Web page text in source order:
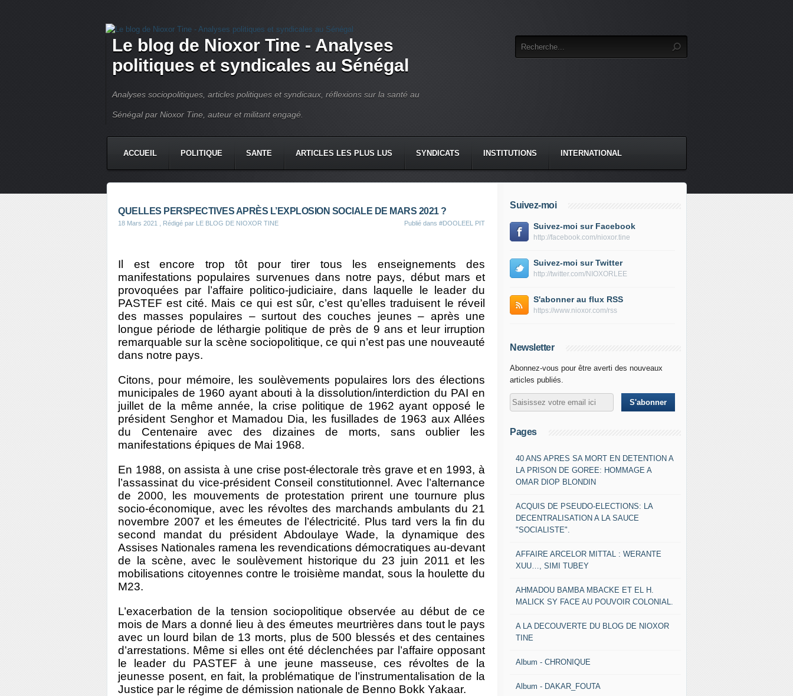
Le blog de Nioxor Tine - Analyses
politiques et syndicales au Sénégal
Analyses sociopolitiques, articles politiques et syndicaux, réflexions sur la santé au
Sénégal par Nioxor Tine, auteur et militant engagé.
ACCUEIL POLITIQUE SANTE ARTICLES LES PLUS LUS SYNDICATS INSTITUTIONS INTERNATIONAL
QUELLES PERSPECTIVES APRÈS L’EXPLOSION SOCIALE DE MARS 2021 ?
18 Mars 2021 , Rédigé par LE BLOG DE NIOXOR TINE Publié dans #DOOLEEL PIT
Il est encore trop tôt pour tirer tous les enseignements des
manifestations populaires survenues dans notre pays, début mars et
provoquées par l’affaire politico-judiciaire, dans laquelle le leader du
PASTEF est cité. Mais ce qui est sûr, c’est qu’elles traduisent le réveil
des masses populaires – surtout des couches jeunes – après une
longue période de léthargie politique de près de 9 ans et leur irruption
remarquable sur la scène sociopolitique, ce qui n’est pas une nouveauté
dans notre pays.
Citons, pour mémoire, les soulèvements populaires lors des élections
municipales de 1960 ayant abouti à la dissolution/interdiction du PAI en
juillet de la même année, la crise politique de 1962 ayant opposé le
président Senghor et Mamadou Dia, les fusillades de 1963 aux Allées
du Centenaire avec des dizaines de morts, sans oublier les
manifestations épiques de Mai 1968.
En 1988, on assista à une crise post-électorale très grave et en 1993, à
l’assassinat du vice-président Conseil constitutionnel. Avec l’alternance
de 2000, les mouvements de protestation prirent une tournure plus
socio-économique, avec les révoltes des marchands ambulants du 21
novembre 2007 et les émeutes de l’électricité. Plus tard vers la fin du
second mandat du président Abdoulaye Wade, la dynamique des
Assises Nationales ramena les revendications démocratiques au-devant
de la scène, avec le soulèvement historique du 23 juin 2011 et les
mobilisations citoyennes contre le troisième mandat, sous la houlette du
M23.
L’exacerbation de la tension sociopolitique observée au début de ce
mois de Mars a donné lieu à des émeutes meurtrières dans tout le pays
avec un lourd bilan de 13 morts, plus de 500 blessés et des centaines
d’arrestations. Même si elles ont été déclenchées par l’affaire opposant
le leader du PASTEF à une jeune masseuse, ces révoltes de la
jeunesse posent, en fait, la problématique de l’instrumentalisation de la
Justice par le régime de démission nationale de Benno Bokk Yakaar.
Suivez-moi
Suivez-moi sur Facebook
http://facebook.com/nioxor.tine
Suivez-moi sur Twitter
http://twitter.com/NIOXORLEE
S'abonner au flux RSS
https://www.nioxor.com/rss
Newsletter
Abonnez-vous pour être averti des nouveaux
articles publiés.
Pages
40 ANS APRES SA MORT EN DETENTION A
LA PRISON DE GOREE: HOMMAGE A
OMAR DIOP BLONDIN
ACQUIS DE PSEUDO-ELECTIONS: LA
DECENTRALISATION A LA SAUCE
"SOCIALISTE".
AFFAIRE ARCELOR MITTAL : WERANTE
XUU…, SIMI TUBEY
AHMADOU BAMBA MBACKE ET EL H.
MALICK SY FACE AU POUVOIR COLONIAL.
A LA DECOUVERTE DU BLOG DE NIOXOR
TINE
Album - CHRONIQUE
Album - DAKAR_FOUTA